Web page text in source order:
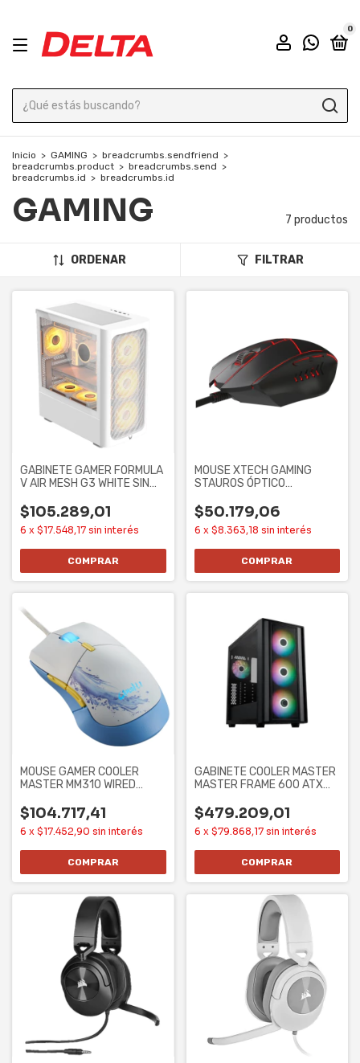
0
Inicio > GAMING > breadcrumbs.sendfriend >
breadcrumbs.product > breadcrumbs.send >
breadcrumbs.id > breadcrumbs.id
GAMING 7 productos
ORDENAR FILTRAR
GABINETE GAMER FORMULA
V AIR MESH G3 WHITE SIN
$105.289,01
6 x $17.548,17 sin interés
MOUSE XTECH GAMING
STAUROS ÓPTICO
7200
$50.179,06
6 x $8.363,18 sin interés
MOUSE GAMER COOLER
MASTER MM310 WIRED
$104.717,41
6 x $17.452,90 sin interés
GABINETE COOLER MASTER
MASTER FRAME 600 ATX
$479.209,01
6 x $79.868,17 sin interés